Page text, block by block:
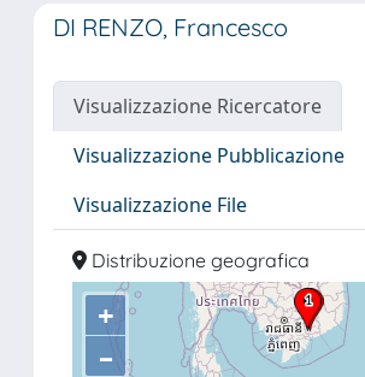
DI RENZO, Francesco
Visualizzazione Ricercatore
Visualizzazione Pubblicazione
Visualizzazione File
Distribuzione geografica
+
–